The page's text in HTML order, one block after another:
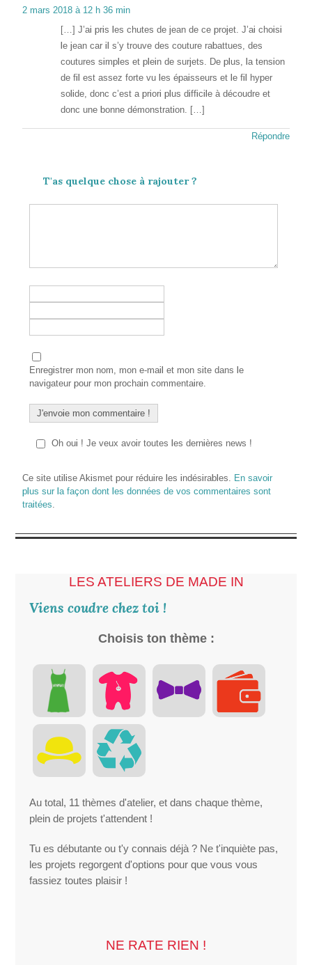
2 mars 2018 à 12 h 36 min
[…] J’ai pris les chutes de jean de ce projet. J’ai choisi
le jean car il s’y trouve des couture rabattues, des
coutures simples et plein de surjets. De plus, la tension
de fil est assez forte vu les épaisseurs et le fil hyper
solide, donc c’est a priori plus difficile à découdre et
donc une bonne démonstration. […]
Répondre
T'as quelque chose à rajouter ?
Enregistrer mon nom, mon e-mail et mon site dans le
navigateur pour mon prochain commentaire.
Oh oui ! Je veux avoir toutes les dernières news !
Ce site utilise Akismet pour réduire les indésirables. En savoir
plus sur la façon dont les données de vos commentaires sont
traitées.
LES ATELIERS DE MADE IN
Viens coudre chez toi !
Choisis ton thème :
Au total, 11 thèmes d'atelier, et dans chaque thème,
plein de projets t'attendent !
Tu es débutante ou t'y connais déjà ? Ne t'inquiète pas,
les projets regorgent d'options pour que vous vous
fassiez toutes plaisir !
NE RATE RIEN !